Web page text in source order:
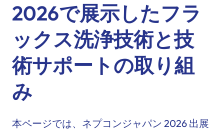
2026で展示したフラ
ックス洗浄技術と技
術サポートの取り組
み
本ページでは、ネプコンジャパン 2026 出展